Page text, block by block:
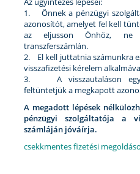
1. Önnek a pénzügyi
azonosítót, amelyet fel kell
az eljusson Önhöz, ne
transzferszámlán.
2. El kell juttatnia számunkra
visszafizetési kérelem
3. A visszautaláson
feltüntetjük a megkapott
A megadott lépések
pénzügyi szolgáltatója a
számláján jóváírja.
csekkmentes fizetési